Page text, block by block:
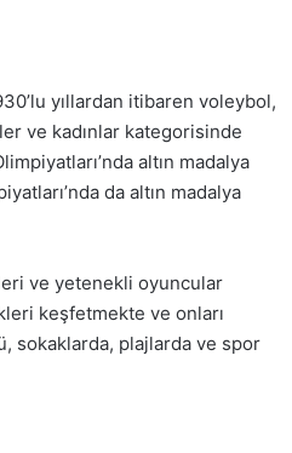
yıllardan itibaren voleybol,
ve kadınlar kategorisinde
altın madalya
da altın madalya
ve yetenekli oyuncular
keşfetmekte ve onları
sokaklarda, plajlarda ve spor